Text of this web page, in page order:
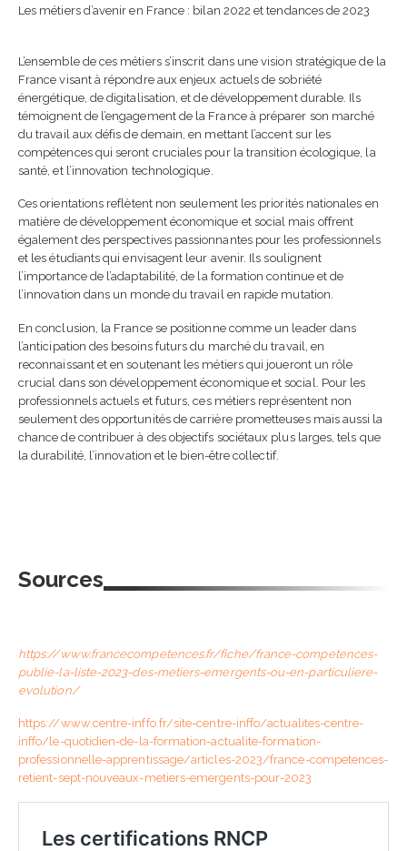
Les métiers d’avenir en France : bilan 2022 et tendances de 2023
L’ensemble de ces métiers s’inscrit dans une vision stratégique de la
France visant à répondre aux enjeux actuels de sobriété
énergétique, de digitalisation, et de développement durable. Ils
témoignent de l’engagement de la France à préparer son marché
du travail aux défis de demain, en mettant l’accent sur les
compétences qui seront cruciales pour la transition écologique, la
santé, et l’innovation technologique.
Ces orientations reflètent non seulement les priorités nationales en
matière de développement économique et social mais offrent
également des perspectives passionnantes pour les professionnels
et les étudiants qui envisagent leur avenir. Ils soulignent
l’importance de l’adaptabilité, de la formation continue et de
l’innovation dans un monde du travail en rapide mutation.
En conclusion, la France se positionne comme un leader dans
l’anticipation des besoins futurs du marché du travail, en
reconnaissant et en soutenant les métiers qui joueront un rôle
crucial dans son développement économique et social. Pour les
professionnels actuels et futurs, ces métiers représentent non
seulement des opportunités de carrière prometteuses mais aussi la
chance de contribuer à des objectifs sociétaux plus larges, tels que
la durabilité, l’innovation et le bien-être collectif.
Sources
https://www.francecompetences.fr/fiche/france-competences-
publie-la-liste-2023-des-metiers-emergents-ou-en-particuliere-
evolution/
https://www.centre-inffo.fr/site-centre-inffo/actualites-centre-
inffo/le-quotidien-de-la-formation-actualite-formation-
professionnelle-apprentissage/articles-2023/france-competences-
retient-sept-nouveaux-metiers-emergents-pour-2023